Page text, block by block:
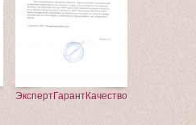
ЭкспертГарантКачество